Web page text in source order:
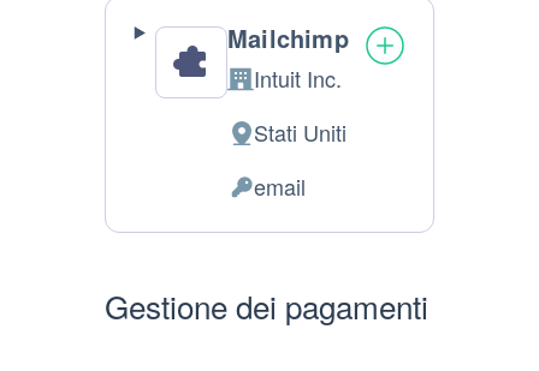
Mailchimp
Azienda:
Intuit Inc.
Luogo
del
Stati Uniti
Dati
Personali
email
Gestione dei pagamenti